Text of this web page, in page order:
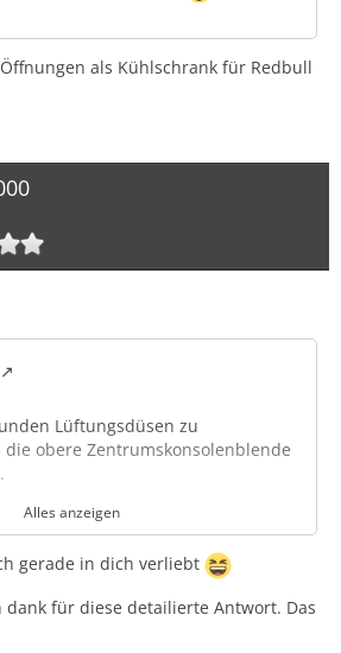
als Kühlschrank für Redbull
Lüftungsdüsen zu
obere Zentrumskonsolenblende
sind von hinten mit drei
der Batterie lösen.
Alles anzeigen
gerade in dich verliebt
dank für diese detailierte Antwort. Das